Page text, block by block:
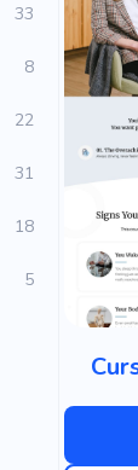
33
8
22
31
18
5